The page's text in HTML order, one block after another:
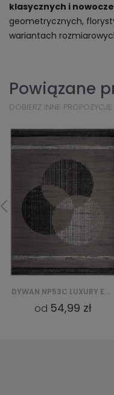
klasycznych i
geometrycznych,
wariantach
Powiązane
DOBIERZ INNE
od128,99 zł